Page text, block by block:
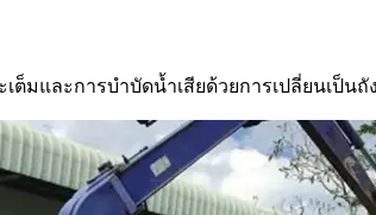
เต็มและการบำบัดน้ำเสียด้วยการเปลี่ยนเป็นถั